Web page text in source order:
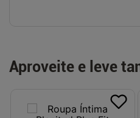
Aproveite e leve